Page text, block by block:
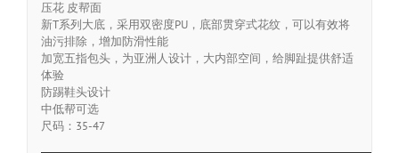
压花 皮帮面
新T系列大底，采用双密度PU，底部贯穿式花纹，可以有效将
油污排除，增加防滑性能
加宽五指包头，为亚洲人设计，大内部空间，给脚趾提供舒适
体验
防踢鞋头设计
中低帮可选
尺码：35-47